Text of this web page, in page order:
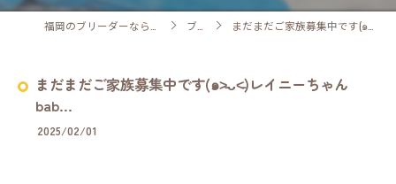
ブログ まだまだご家族募集中です(๑˃̵ᴗ˂̵)レイニーちゃんbab...
まだまだご家族募集中です(๑˃̵ᴗ˂̵)レイニーちゃん
bab...
2025/02/01